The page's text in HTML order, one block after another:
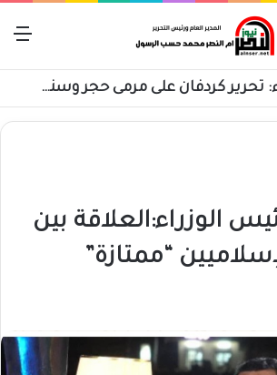
رئيس الوزراء: تحرير كردفان على مرمى حجر وسنسترد كل شبر
الوزراء:العلاقة بين
“ممتازة”